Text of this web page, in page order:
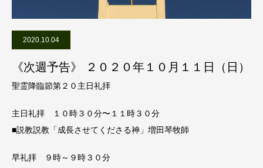
2020.10.04
《次週予告》 ２０２０年１０月１１日（日）
聖霊降臨節第２０主日礼拝
主日礼拝 １０時３０分〜１１時３０分
■説教説教「成長させてくださる神」増田琴牧師
早礼拝 ９時～９時３０分